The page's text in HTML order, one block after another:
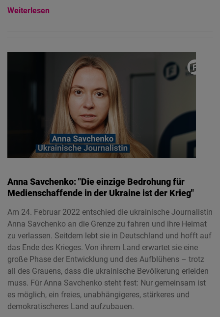
Weiterlesen
Anna Savchenko: "Die einzige Bedrohung für
Medienschaffende in der Ukraine ist der Krieg"
Am 24. Februar 2022 entschied die ukrainische Journalistin
Anna Savchenko an die Grenze zu fahren und ihre Heimat
zu verlassen. Seitdem lebt sie in Deutschland und hofft auf
das Ende des Krieges. Von ihrem Land erwartet sie eine
große Phase der Entwicklung und des Aufblühens – trotz
all des Grauens, dass die ukrainische Bevölkerung erleiden
muss. Für Anna Savchenko steht fest: Nur gemeinsam ist
es möglich, ein freies, unabhängigeres, stärkeres und
demokratischeres Land aufzubauen.